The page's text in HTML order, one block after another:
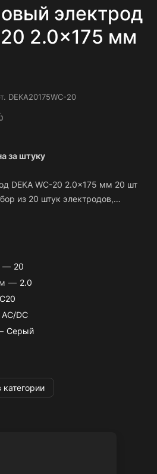
электрод
20 2.0x175 мм
DEKA20175WC-20
за штуку
DEKA WC-20 2.0x175 мм 20 шт
из 20 штук электродов,
Они имеют диаметр 2.0
материала, что обеспечивает
температурам и
позволяет экономить на замене
по 20 штук, что делает его
для использования;
судостроение,
— 20
— 2.0
AC/DC
Серый